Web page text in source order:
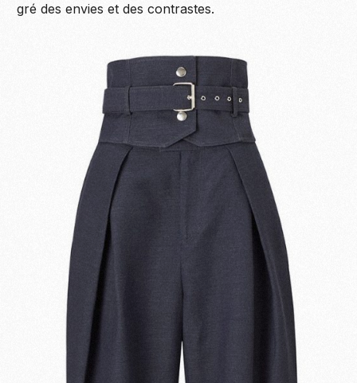
gré des envies et des contrastes.